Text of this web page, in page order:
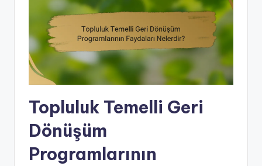
Topluluk Temelli Geri
Dönüşüm
Programlarının